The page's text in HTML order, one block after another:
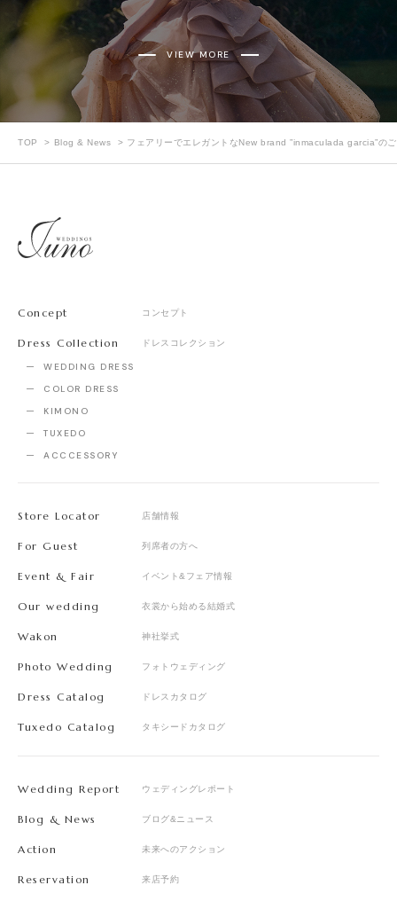
VIEW MORE
TOP Blog & News フェアリーでエレガントなNew brand ”inmaculada garcia”の
Concept コンセプト
Dress Collection ドレスコレクション
WEDDING DRESS
COLOR DRESS
KIMONO
TUXEDO
ACCCESSORY
Store Locator 店舗情報
For Guest 列席者の方へ
Event & Fair イベント&フェア情報
Our wedding 衣裳から始める結婚式
Wakon 神社挙式
Photo Wedding フォトウェディング
Dress Catalog ドレスカタログ
Tuxedo Catalog タキシードカタログ
Wedding Report ウェディングレポート
Blog & News ブログ&ニュース
Action 未来へのアクション
Reservation 来店予約